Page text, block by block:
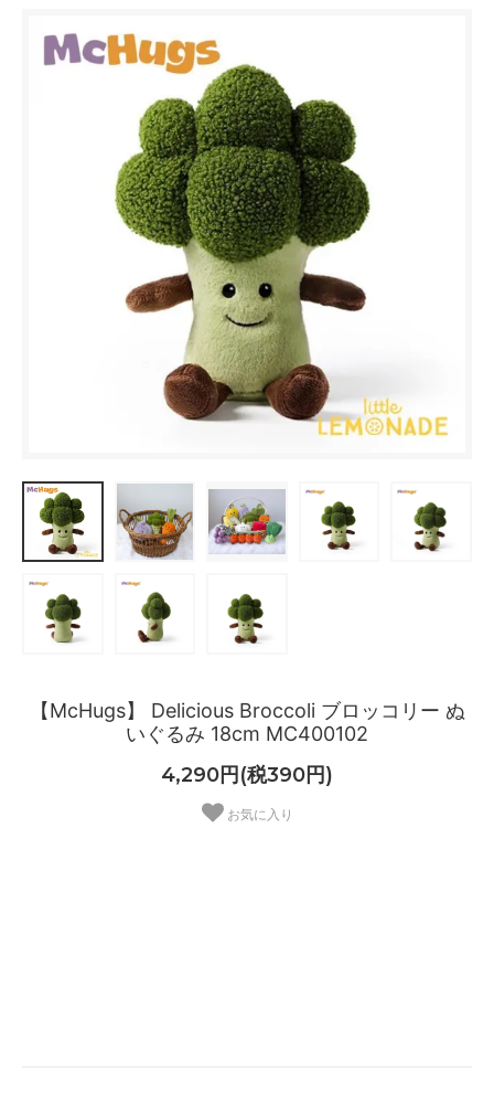
【McHugs】 Delicious Broccoli ブロッコリー ぬ
いぐるみ 18cm MC400102
4,290円(税390円)
お気に入り